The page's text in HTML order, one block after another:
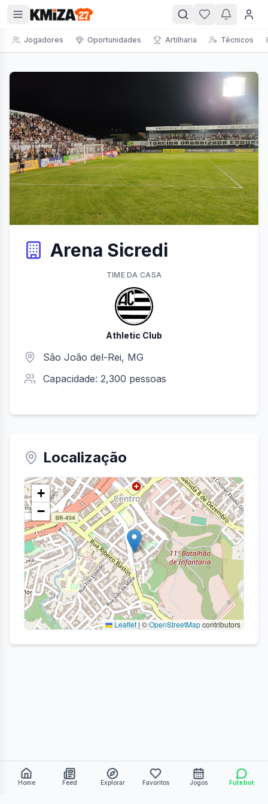
Jogadores Oportunidades Artilharia Técnicos
Arena Sicredi
São João del-Rei, MG
Capacidade: 2,300 pessoas
TIMEDA CASA
Athletic Club
Localização
+
−
Leaflet | ©OpenStreetMapcontributors
Home Feed Explorar Favoritos Jogos Futebot